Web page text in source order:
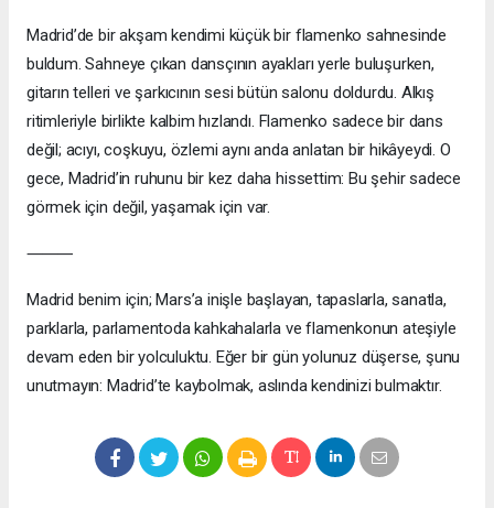
Madrid’de bir akşam kendimi küçük bir flamenko sahnesinde
buldum. Sahneye çıkan dansçının ayakları yerle buluşurken,
gitarın telleri ve şarkıcının sesi bütün salonu doldurdu. Alkış
ritimleriyle birlikte kalbim hızlandı. Flamenko sadece bir dans
değil; acıyı, coşkuyu, özlemi aynı anda anlatan bir hikâyeydi. O
gece, Madrid’in ruhunu bir kez daha hissettim: Bu şehir sadece
görmek için değil, yaşamak için var.
⸻
Madrid benim için; Mars’a inişle başlayan, tapaslarla, sanatla,
parklarla, parlamentoda kahkahalarla ve flamenkonun ateşiyle
devam eden bir yolculuktu. Eğer bir gün yolunuz düşerse, şunu
unutmayın: Madrid’te kaybolmak, aslında kendinizi bulmaktır.